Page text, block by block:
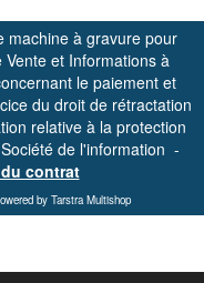
machine à gravure pour
et Informations à
le paiement et
du droit de rétractation
relative à la protection
Société de l'information -
contrat
by Tarstra Multishop